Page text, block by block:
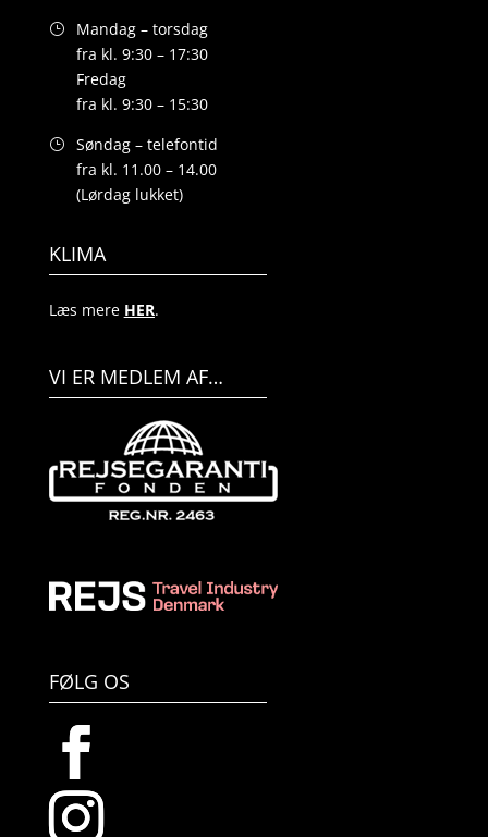
Mandag – torsdag
fra kl. 9:30 – 17:30
Fredag
fra kl. 9:30 – 15:30
Søndag – telefontid
fra kl. 11.00 – 14.00
(Lørdag lukket)
KLIMA
Læs mere HER.
VI ER MEDLEM AF…
FØLG OS